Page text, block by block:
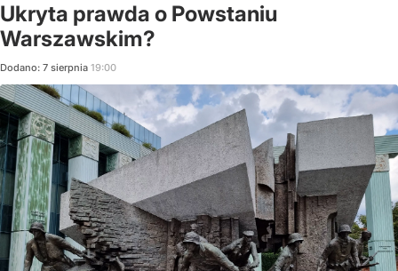
Ukryta prawda o Powstaniu
Warszawskim?
Dodano: 7 sierpnia 19:00